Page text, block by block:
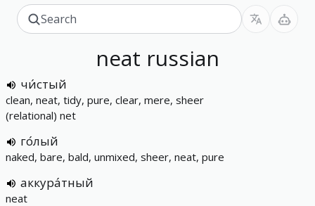
neat russian
чи́стый
clean, neat, tidy, pure, clear, mere, sheer
(relational) net
го́лый
naked, bare, bald, unmixed, sheer, neat, pure
аккура́тный
neat